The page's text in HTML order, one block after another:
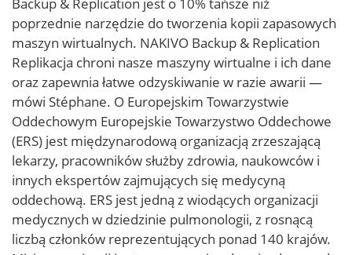
Backup & Replication jest o 10% tańsze niż
poprzednie narzędzie do tworzenia kopii zapasowych
maszyn wirtualnych. NAKIVO Backup & Replication
Replikacja chroni nasze maszyny wirtualne i ich dane
oraz zapewnia łatwe odzyskiwanie w razie awarii —
mówi Stéphane. O Europejskim Towarzystwie
Oddechowym Europejskie Towarzystwo Oddechowe
(ERS) jest międzynarodową organizacją zrzeszającą
lekarzy, pracowników służby zdrowia, naukowców i
innych ekspertów zajmujących się medycyną
oddechową. ERS jest jedną z wiodących organizacji
medycznych w dziedzinie pulmonologii, z rosnącą
liczbą członków reprezentujących ponad 140 krajów.